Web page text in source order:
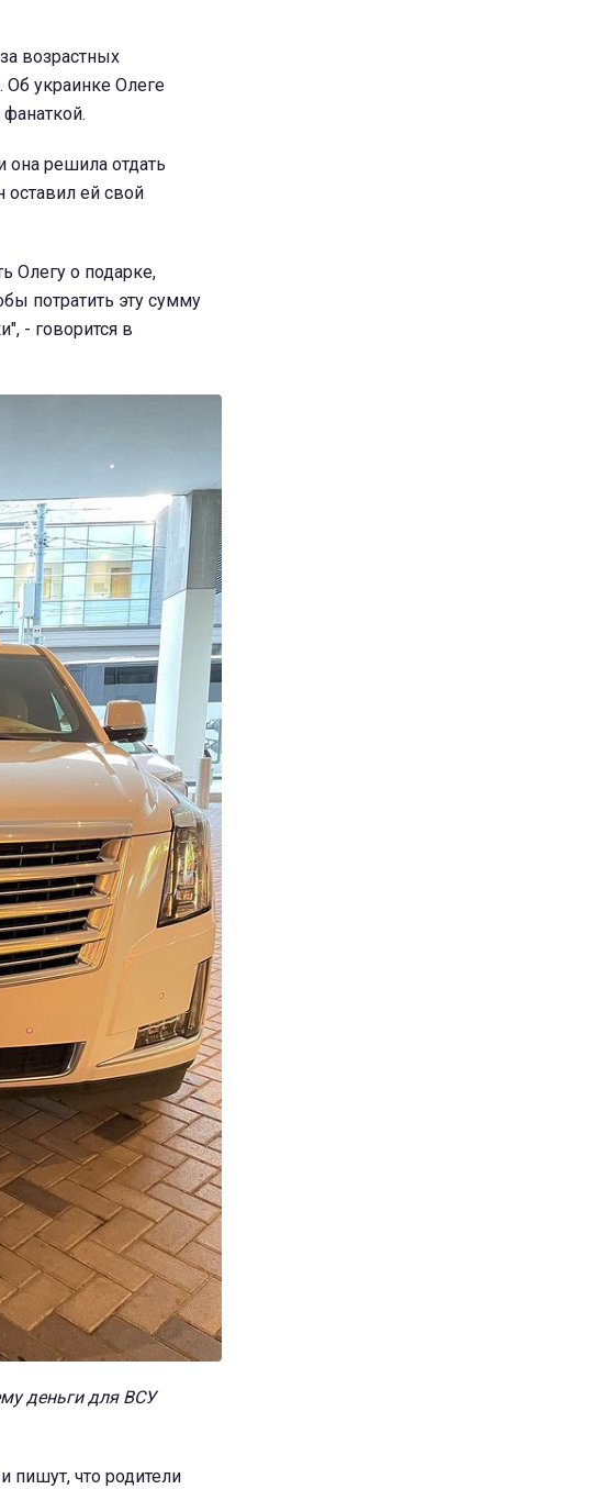
возрастных
Об украинке Олеге
она решила отдать
оставил ей свой
Олегу о подарке,
потратить эту сумму
- говорится в
деньги для ВСУ
пишут, что родители